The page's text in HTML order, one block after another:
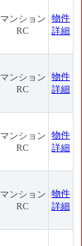
マンション
RC
物件
詳細
マンション
RC
物件
詳細
マンション
RC
物件
詳細
マンション
RC
物件
詳細